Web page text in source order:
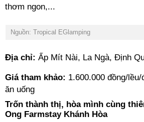
thơm ngon,...
Nguồn: Tropical EGlamping
Địa chỉ: Ấp Mít Nài, La Ngà, Định
Giá tham khảo: 1.600.000 đồng/
ăn uống
Trốn thành thị, hòa mình cùng
Ong Farmstay Khánh Hòa